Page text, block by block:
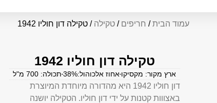
עמוד הבית/ חריפים /טקילה / טקילה דון חוליו 1942
טקילה דון חוליו 1942
ארץ מקור: מקסיקו אחוז אלכוהול:38% תכולה: 700 מ"ל
דון חוליו 1942 היא מהדורה מיוחדת המיוצרת
באצווות קטנות על ידי דון חוליו. הטקילה יושנה